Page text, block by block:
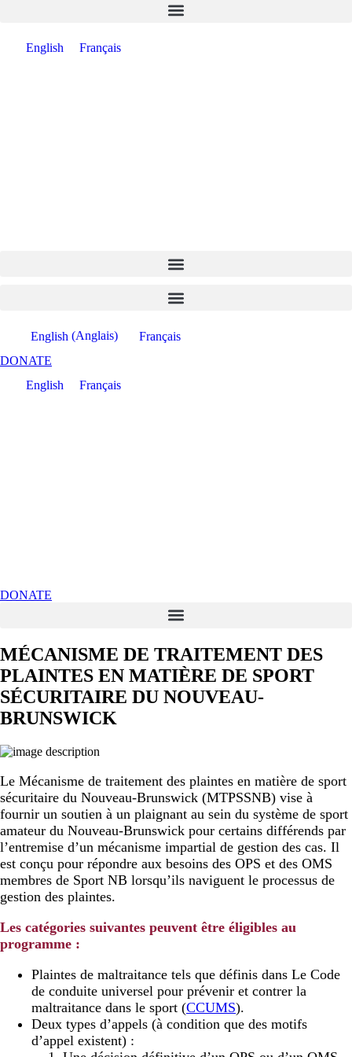
English Français
English (Anglais)
Français
DONATE
English
Français
DONATE
MÉCANISME DE TRAITEMENT DES
PLAINTES EN MATIÈRE DE SPORT
SÉCURITAIRE DU NOUVEAU-
BRUNSWICK
Le Mécanisme de traitement des plaintes en matière de sport
sécuritaire du Nouveau-Brunswick (MTPSSNB) vise à
fournir un soutien à un plaignant au sein du système de sport
amateur du Nouveau-Brunswick pour certains différends par
l’entremise d’un mécanisme impartial de gestion des cas. Il
est conçu pour répondre aux besoins des OPS et des OMS
membres de Sport NB lorsqu’ils naviguent le processus de
gestion des plaintes.
Les catégories suivantes peuvent être éligibles au
programme :
Plaintes de maltraitance tels que définis dans Le Code
de conduite universel pour prévenir et contrer la
maltraitance dans le sport (CCUMS).
Deux types d’appels (à condition que des motifs
d’appel existent) :